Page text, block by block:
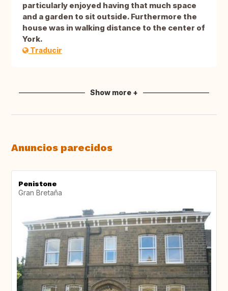
particularly enjoyed having that much space
and a garden to sit outside. Furthermore the
house was in walking distance to the center of
York.
Traducir
Show more +
Anuncios parecidos
Penistone
Gran Bretaña